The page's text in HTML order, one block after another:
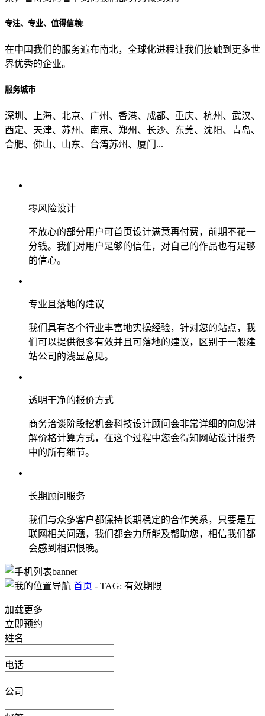
专注、专业、值得信赖!
在中国我们的服务遍布南北，全球化进程让我们接触到更多世
界优秀的企业。
服务城市
深圳、上海、北京、广州、香港、成都、重庆、杭州、武汉、
西定、天津、苏州、南京、郑州、长沙、东莞、沈阳、青岛、
合肥、佛山、山东、台湾苏州、厦门...
零风险设计
不放心的部分用户可首页设计满意再付费，前期不花一
分钱。我们对用户足够的信任，对自己的作品也有足够
的信心。
专业且落地的建议
我们具有各个行业丰富地实操经验，针对您的站点，我
们可以提供很多有效并且可落地的建议，区别于一般建
站公司的浅显意见。
透明干净的报价方式
商务洽谈阶段挖机会科技设计顾问会非常详细的向您讲
解价格计算方式，在这个过程中您会得知网站设计服务
中的所有细节。
长期顾问服务
我们与众多客户都保持长期稳定的合作关系，只要是互
联网相关问题，我们都会力所能及帮助您，相信我们都
会感到相识恨晚。
首页 - TAG: 有效期限
加载更多
立即预约
姓名
电话
公司